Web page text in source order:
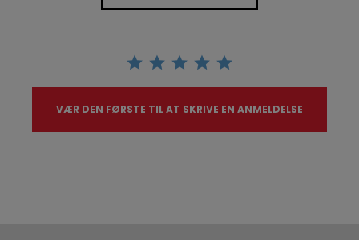
VÆR DEN FØRSTE TIL AT SKRIVE EN ANMELDELSE